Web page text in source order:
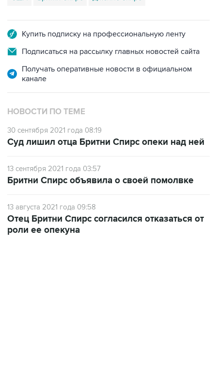
Купить подписку на профессиональную ленту
Подписаться на рассылку главных новостей сайта
Получать оперативные новости в официальном
канале
НОВОСТИ ПО ТЕМЕ
30 сентября 2021 года 08:19
Суд лишил отца Бритни Спирс опеки над ней
13 сентября 2021 года 03:57
Бритни Спирс объявила о своей помолвке
13 августа 2021 года 09:58
Отец Бритни Спирс согласился отказаться от
роли ее опекуна